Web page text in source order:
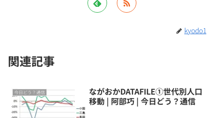
kyodo1
関連記事
今日どう？通信
ながおかDATAFILE①世代別人口
移動 | 阿部巧 | 今日どう？通信